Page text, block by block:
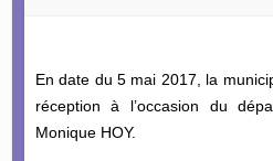
En date du 5 mai 2017, la
réception à l’occasion du
Monique HOY.